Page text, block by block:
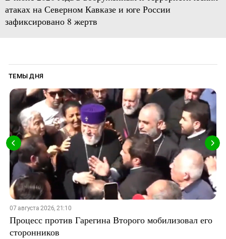
атаках на Северном Кавказе и юге России
зафиксировано 8 жертв
ТЕМЫ ДНЯ
07 августа 2026, 21:10
Процесс против Гарегина Второго мобилизовал его
сторонников